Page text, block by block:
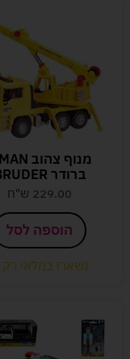
ברודר BRUDER
229.00 ש"ח
הוספה לסל
נשארו במלאי רק 1